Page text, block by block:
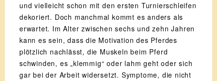
und vielleicht schon mit den ersten Turnierschleifen
dekoriert. Doch manchmal kommt es anders als
erwartet. Im Alter zwischen sechs und zehn Jahren
kann es sein, dass die Motivation des Pferdes
plötzlich nachlässt, die Muskeln beim Pferd
schwinden, es „klemmig“ oder lahm geht oder sich
gar bei der Arbeit widersetzt. Symptome, die nicht